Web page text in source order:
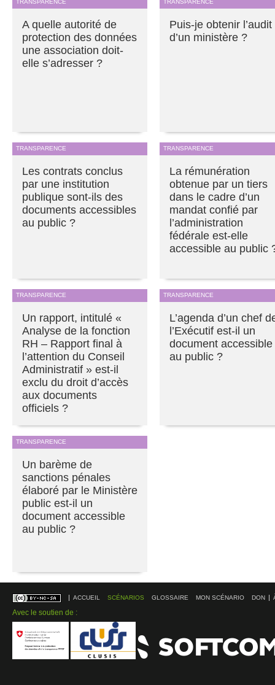
TRANSPARENCE
A quelle autorité de
protection des données
une association doit-
elle s’adresser ?
TRANSPARENCE
Puis-je obtenir l’audit
d’un ministère ?
TRANSPARENCE
Les contrats conclus
par une institution
publique sont-ils des
documents accessibles
au public ?
TRANSPARENCE
La rémunération
obtenue par un tiers
dans le cadre d’un
mandat confié par
l’administration
fédérale est-elle
accessible au public
TRANSPARENCE
Un rapport, intitulé «
Analyse de la fonction
RH – Rapport final à
l’attention du Conseil
Administratif » est-il
exclu du droit d’accès
aux documents
officiels ?
TRANSPARENCE
L’agenda d’un chef
l’Exécutif est-il un
document accessible
au public ?
TRANSPARENCE
Un barème de
sanctions pénales
élaboré par le Ministère
public est-il un
document accessible
au public ?
ACCUEIL SCÉNARIOS GLOSSAIRE MON SCÉNARIO DON
Avec le soutien de :